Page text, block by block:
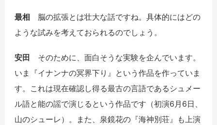
最相 脳の拡張とは壮大な話ですね。具体的にはどの
ような試みを考えておられるのでしょう。
安田 そのために、面白そうな実験を企んでいます。
いま『イナンナの冥界下り』という作品を作っていま
す。これは現在確認し得る最古の言語であるシュメー
ル語と能の謡で演じるという作品です（初演6月 6日、
山のシューレ）。また、泉鏡花の『海神別荘』も上演